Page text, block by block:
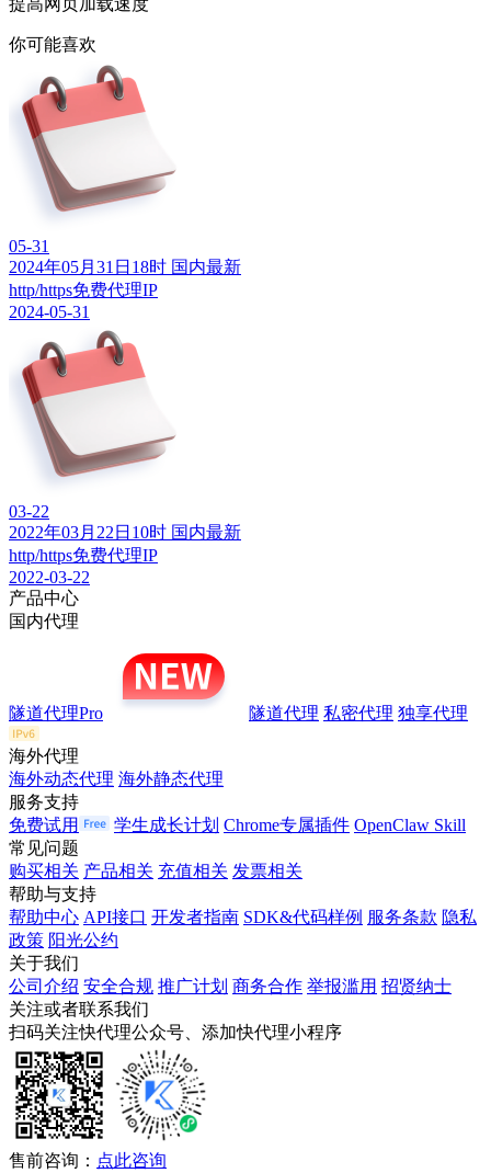
提高网页加载速度
你可能喜欢
05-31
2024年05月31日18时 国内最新
http/https免费代理IP
2024-05-31
03-22
2022年03月22日10时 国内最新
http/https免费代理IP
2022-03-22
产品中心
国内代理
隧道代理Pro 隧道代理 私密代理 独享代理
海外代理
海外动态代理 海外静态代理
服务支持
免费试用
学生成长计划 Chrome专属插件 OpenClaw Skill
常见问题
购买相关 产品相关 充值相关 发票相关
帮助与支持
帮助中心 API接口 开发者指南 SDK&代码样例 服务条款 隐私
政策 阳光公约
关于我们
公司介绍 安全合规 推广计划 商务合作 举报滥用 招贤纳士
关注或者联系我们
扫码关注快代理公众号、添加快代理小程序
售前咨询： 点此咨询